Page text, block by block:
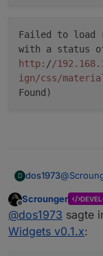
Failed to load
with a status
http: //
ign/css/
Found)
D dos1973@
klicke
Offline
Scrounger
@dos1973 sagte
Widgets v0.1.x: